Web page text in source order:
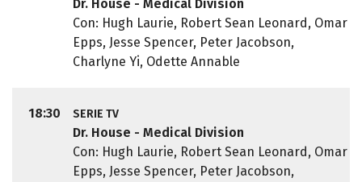
Dr. House - Medical Division
Con: Hugh Laurie, Robert Sean Leonard, Omar
Epps, Jesse Spencer, Peter Jacobson,
Charlyne Yi, Odette Annable
18:30 SERIE TV
Dr. House - Medical Division
Con: Hugh Laurie, Robert Sean Leonard, Omar
Epps, Jesse Spencer, Peter Jacobson,